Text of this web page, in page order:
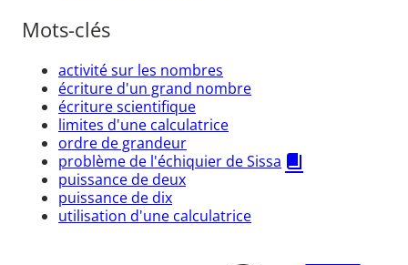
Mots-clés
activité sur les nombres
écriture d'un grand nombre
écriture scientifique
limites d'une calculatrice
ordre de grandeur
problème de l'échiquier de Sissa
puissance de deux
puissance de dix
utilisation d'une calculatrice